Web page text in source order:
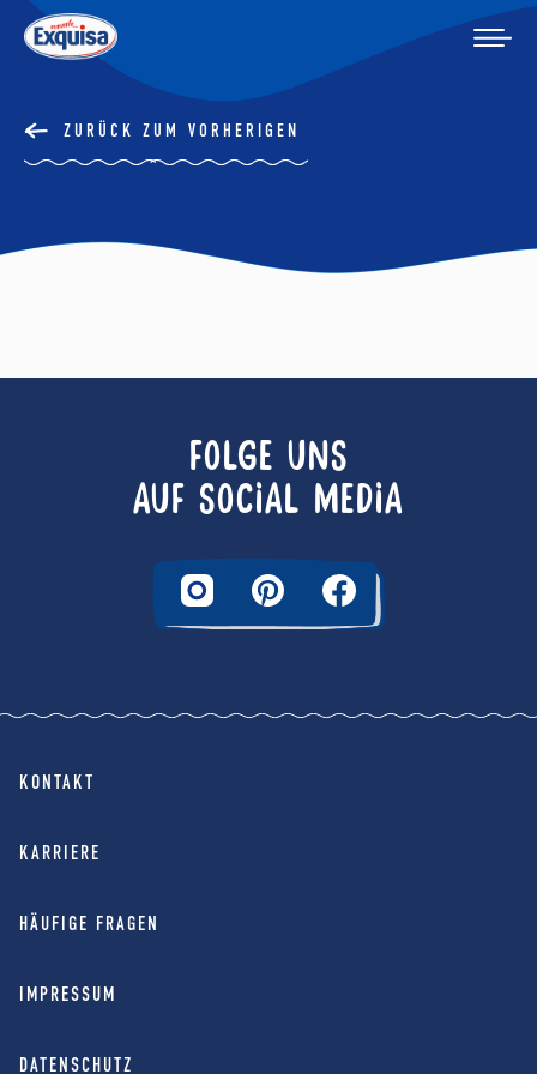
ZURÜCK ZUM VORHERIGEN
FOLGE UNS
AUF SOCIAL MEDIA
KONTAKT
KARRIERE
HÄUFIGE FRAGEN
IMPRESSUM
DATENSCHUTZ